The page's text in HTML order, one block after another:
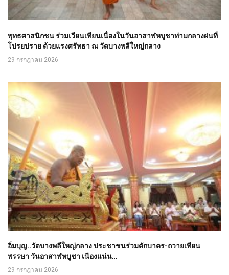
พุทธศาสนิกชน ร่วมเวียนเทียนเนื่องในวันอาสาฬหบูชาท่ามกลางฝนที่
โปรยปราย ด้วยแรงศรัทธา ณ วัดบางพลีใหญ่กลาง
29 กรกฎาคม 2026
อิ่มบุญ..วัดบางพลีใหญ่กลาง ประชาชนร่วมตักบาตร-ถวายเทียน
พรรษา วันอาสาฬหบูชา เนืองแน่น…
29 กรกฎาคม 2026